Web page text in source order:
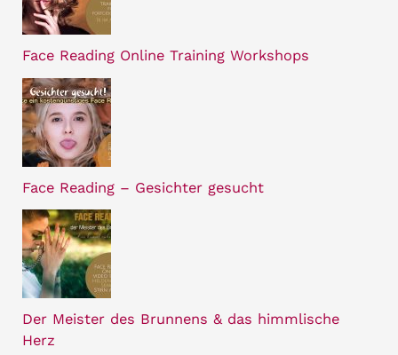
Face Reading Online Training Workshops
Face Reading – Gesichter gesucht
Der Meister des Brunnens & das himmlische
Herz